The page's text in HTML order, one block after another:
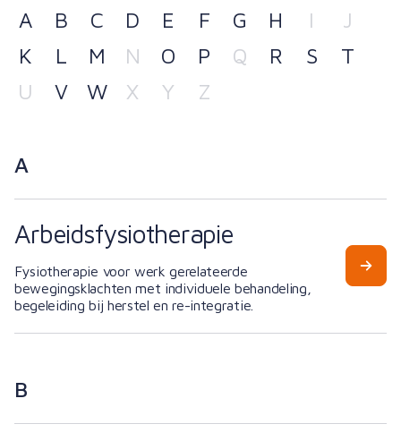
A B C D E F G H I
J
K
L M N O P Q R S
T
U
V W X Y Z
A
Arbeidsfysiotherapie
Fysiotherapie voor werk gerelateerde
bewegingsklachten met individuele behandeling,
begeleiding bij herstel en re-integratie.
B